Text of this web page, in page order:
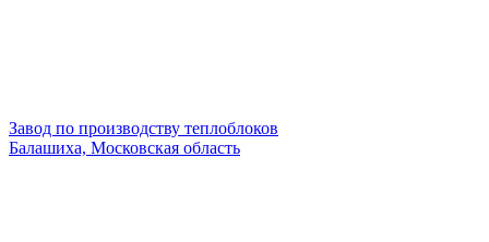
Завод по производству теплоблоков
Балашиха, Московская область